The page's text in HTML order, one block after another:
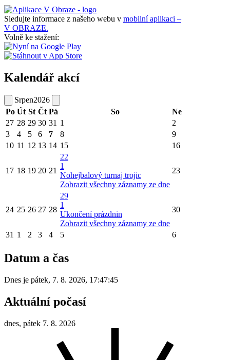
Sledujte informace z našeho webu v mobilní aplikaci –
V OBRAZE.
Volně ke stažení:
Kalendář akcí
Srpen2026
Po Út St Čt Pá So
Ne
27 28 29 30 31 1
2
3
4 5 6 7 8
9
10 11 12 13 14 15 16
17 18 19 20 21
22
1
Nohejbalový turnaj trojic
Zobrazit všechny záznamy ze dne
23
24 25 26 27 28
29
1
Ukončení prázdnin
Zobrazit všechny záznamy ze dne
30
31 1 2 3 4 5 6
Datum a čas
Dnes je pátek, 7. 8. 2026, 17:47:45
Aktuální počasí
dnes, pátek 7. 8. 2026